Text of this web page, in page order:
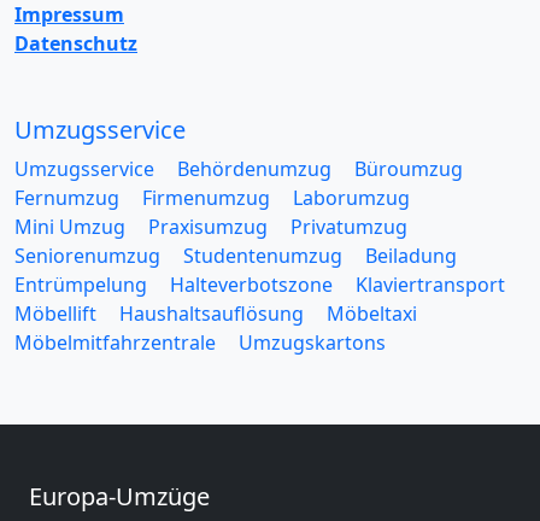
Impressum
Datenschutz
Umzugsservice
Umzugsservice Behördenumzug
Büroumzug
Fernumzug
Firmenumzug
Laborumzug
Mini Umzug
Praxisumzug
Privatumzug
Seniorenumzug
Studentenumzug
Beiladung
Entrümpelung
Halteverbotszone
Klaviertransport
Möbellift
Haushaltsauflösung
Möbeltaxi
Möbelmitfahrzentrale
Umzugskartons
Europa-Umzüge